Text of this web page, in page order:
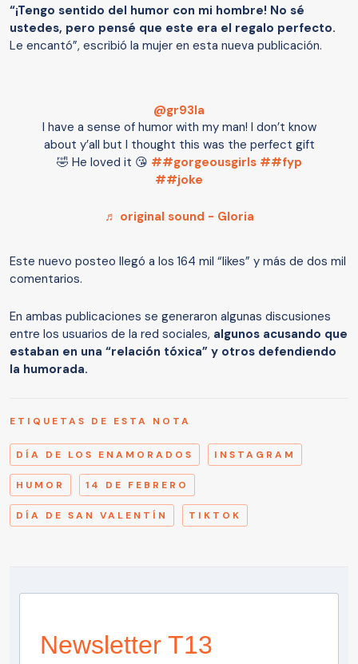
“¡Tengo sentido del humor con mi hombre! No sé
ustedes, pero pensé que este era el regalo perfecto.
Le encantó”, escribió la mujer en esta nueva publicación.
@gr93la
I have a sense of humor with my man! I don’t know
about y’all but I thought this was the perfect gift
🤣 He loved it 😘 ##gorgeousgirls ##fyp
##joke
♬ original sound - Gloria
Este nuevo posteo llegó a los 164 mil “likes” y más de dos mil
comentarios.
En ambas publicaciones se generaron algunas discusiones
entre los usuarios de la red sociales, algunos acusando que
estaban en una “relación tóxica” y otros defendiendo
la humorada.
ETIQUETAS DE ESTA NOTA
DÍA DE LOS ENAMORADOS INSTAGRAM
HUMOR 14 DE FEBRERO
DÍA DE SAN VALENTÍN TIKTOK
Newsletter T13